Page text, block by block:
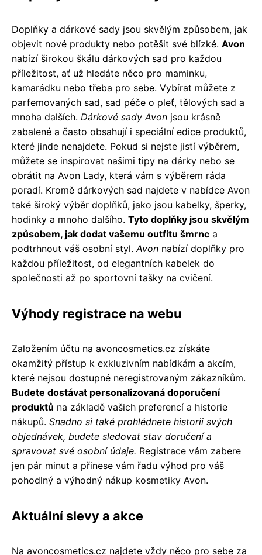
Doplňky a dárkové sady jsou skvělým způsobem, jak
objevit nové produkty nebo potěšit své blízké. Avon
nabízí širokou škálu dárkových sad pro každou
příležitost, ať už hledáte něco pro maminku,
kamarádku nebo třeba pro sebe. Vybírat můžete z
parfemovaných sad, sad péče o pleť, tělových sad a
mnoha dalších. Dárkové sady Avon jsou krásně
zabalené a často obsahují i speciální edice produktů,
které jinde nenajdete. Pokud si nejste jistí výběrem,
můžete se inspirovat našimi tipy na dárky nebo se
obrátit na Avon Lady, která vám s výběrem ráda
poradí. Kromě dárkových sad najdete v nabídce Avon
také široký výběr doplňků, jako jsou kabelky, šperky,
hodinky a mnoho dalšího. Tyto doplňky jsou skvělým
způsobem, jak dodat vašemu outfitu šmrnc a
podtrhnout váš osobní styl.Avon nabízí doplňky pro
každou příležitost, od elegantních kabelek do
společnosti až po sportovní tašky na cvičení.
Výhody registrace na webu
Založením účtu na avoncosmetics.cz získáte
okamžitý přístup k exkluzivním nabídkám a akcím,
které nejsou dostupné neregistrovaným zákazníkům.
Budete dostávat personalizovaná doporučení
produktů na základě vašich preferencí a historie
nákupů. Snadno si také prohlédnete historii svých
objednávek, budete sledovat stav doručení a
spravovat své osobní údaje. Registrace vám zabere
jen pár minut a přinese vám řadu výhod pro váš
pohodlný a výhodný nákup kosmetiky Avon.
Aktuální slevy a akce
Na avoncosmetics.cz najdete vždy něco pro sebe za